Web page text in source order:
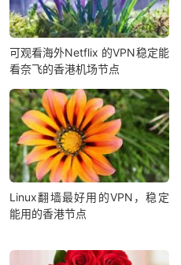
可观看海外Netflix 的VPN稳定能
看奈飞的香港机场节点
Linux翻墙最好用的VPN，稳定
能用的香港节点